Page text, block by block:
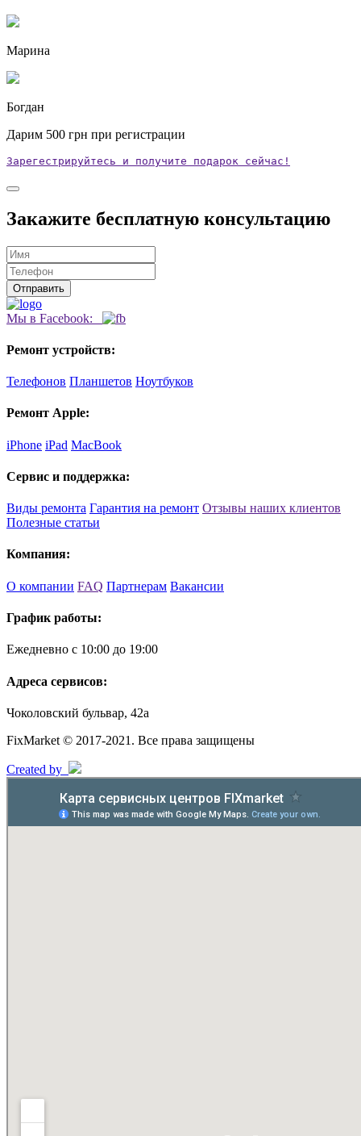
Марина
Богдан
Дарим 500 грн при регистрации
Зарегестрируйтесь и получите подарок сейчас!
Закажите бесплатную консультацию
Мы в Facebook:
Ремонт устройств:
Телефонов Планшетов Ноутбуков
Ремонт Apple:
iPhone iPad MacBook
Сервис и поддержка:
Виды ремонта Гарантия на ремонт Отзывы наших клиентов
Полезные статьи
Компания:
О компании FAQ Партнерам Вакансии
График работы:
Ежедневно с 10:00 до 19:00
Адреса сервисов:
Чоколовский бульвар, 42а
FixMarket © 2017-2021. Все права защищены
Created by